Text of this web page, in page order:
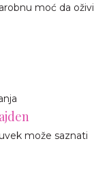
moć da oživi
može saznati